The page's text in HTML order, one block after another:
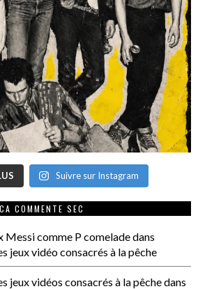
Suivre sur Instagram
CA COMMENTE SEC
Messi comme P comeladedans
jeux vidéo consacrés à la pêche
jeux vidéos consacrés à la pêchedans